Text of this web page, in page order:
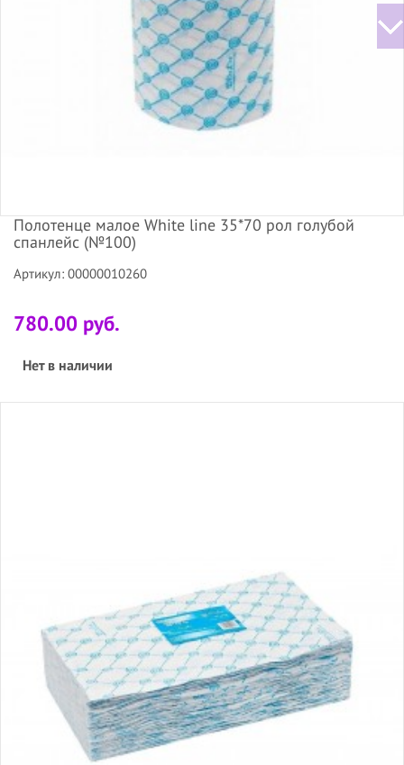
Полотенце малое White line 35*70 рол голубой
спанлейс (№100)
Артикул: 00000010260
780.00 руб.
Нет в наличии